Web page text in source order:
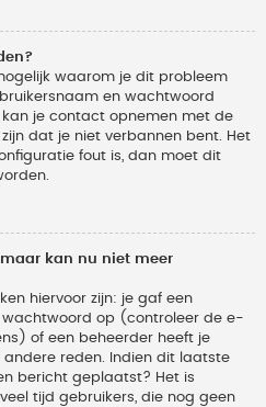
waarom je dit probleem
en wachtwoord
kan je contact opnemen met de
dat je niet verbannen bent. Het
fout is, dan moet dit
kan nu niet meer
hiervoor zijn: je gaf een
op (controleer de e-
of een beheerder heeft je
reden. Indien dit laatste
bericht geplaatst? Het is
tijd gebruikers, die nog geen